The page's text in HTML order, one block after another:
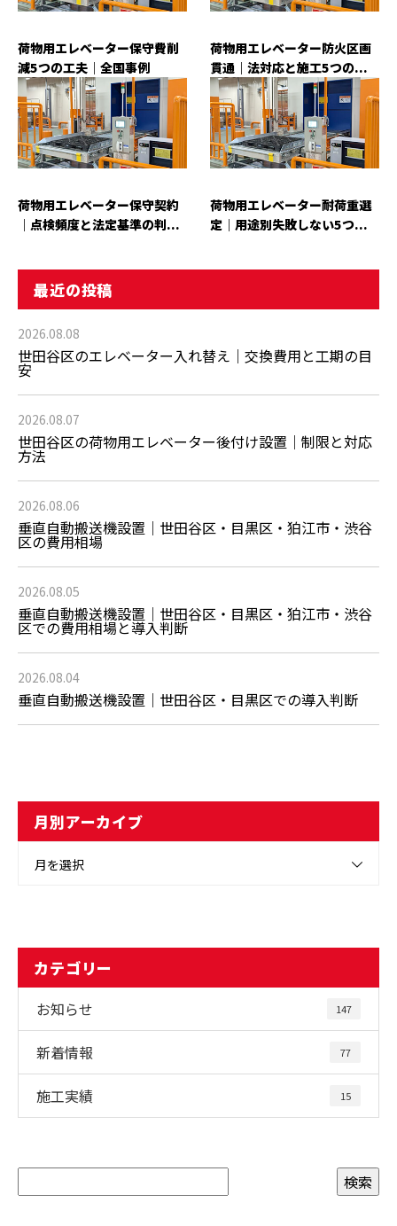
荷物用エレベーター保守費削
減5つの工夫｜全国事例
荷物用エレベーター防火区画
貫通｜法対応と施工5つの...
荷物用エレベーター保守契約
｜点検頻度と法定基準の判...
荷物用エレベーター耐荷重選
定｜用途別失敗しない5つ...
最近の投稿
2026.08.08
世田谷区のエレベーター入れ替え｜交換費用と工期の目
安
2026.08.07
世田谷区の荷物用エレベーター後付け設置｜制限と対応
方法
2026.08.06
垂直自動搬送機設置｜世田谷区・目黒区・狛江市・渋谷
区の費用相場
2026.08.05
垂直自動搬送機設置｜世田谷区・目黒区・狛江市・渋谷
区での費用相場と導入判断
2026.08.04
垂直自動搬送機設置｜世田谷区・目黒区での導入判断
月別アーカイブ
月を選択
カテゴリー
お知らせ 147
新着情報 77
施工実績 15